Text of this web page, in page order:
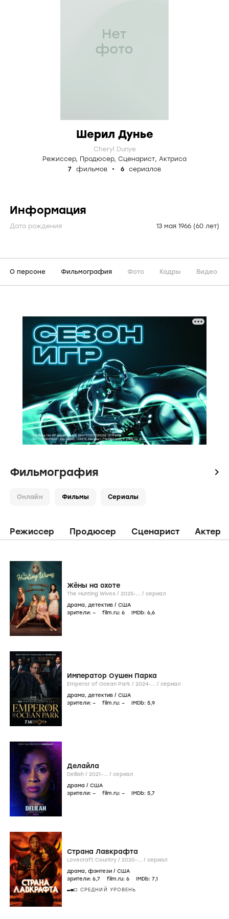
Шерил Дунье
Cheryl Dunye
Режиссер, Продюсер, Сценарист, Актриса
7
фильмов 6 сериалов
Информация
Дата рождения 13 мая 1966 (60 лет)
О персоне Фильмография Фото Кадры Видео
Фильмография icon
Онлайн Фильмы Сериалы
Режиссер Продюсер Сценарист Актер
Жёны на охоте
The Hunting Wives / 2025-... / сериал
драма, детектив / США
зрители: – film.ru: 6 IMDb: 6,6
Император Оушен Парка
Emperor of Ocean Park / 2024-... / сериал
драма, детектив / США
зрители: – film.ru: – IMDb: 5,9
Делайла
Delilah / 2021-... / сериал
драма / США
зрители: – film.ru: – IMDb: 5,7
Страна Лавкрафта
Lovecraft Country / 2020-... / сериал
драма, фэнтези / США
зрители: 6,7 film.ru: 6 IMDb: 7,1
СРЕДНИЙ УРОВЕНЬ